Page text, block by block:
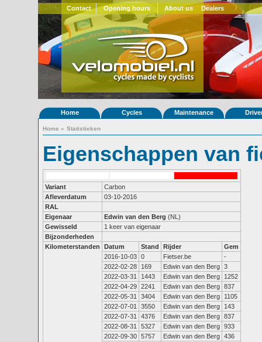
Contact Opening hours About us Dealers
Home Cycles Maintenance
Home » Statistieken
Eigenschappen van
Variant
Carbon
Afleverdatum
03-10-2016
RAL
Eigenaar
Edwin van den Berg (NL)
Gewisseld
1 keer van eigenaar
Bijzonderheden
Kilometerstanden
Datum Stand Rijder
Gem
2016-10-03 0 Fietser.be
-
2022-02-28
169 Edwin van den Berg 3
2022-03-31
1443 Edwin van den Berg
1252
2022-04-29 2241 Edwin van den Berg 837
2022-05-31
3404 Edwin van den Berg
1105
2022-07-01
3550 Edwin van den Berg
143
2022-07-31
4376 Edwin van den Berg 837
2022-08-31
5327 Edwin van den Berg 933
2022-09-30 5757 Edwin van den Berg 436